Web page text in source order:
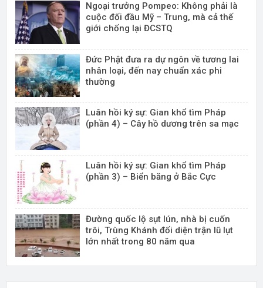
Ngoại trưởng Pompeo: Không phải là
cuộc đối đầu Mỹ – Trung, mà cả thế
giới chống lại ĐCSTQ
Đức Phật đưa ra dự ngôn về tương lai
nhân loại, đến nay chuẩn xác phi
thường
Luân hồi ký sự: Gian khổ tìm Pháp
(phần 4) – Cây hồ dương trên sa mạc
Luân hồi ký sự: Gian khổ tìm Pháp
(phần 3) – Biển băng ở Bắc Cực
Đường quốc lộ sụt lún, nhà bị cuốn
trôi, Trùng Khánh đối diện trận lũ lụt
lớn nhất trong 80 năm qua